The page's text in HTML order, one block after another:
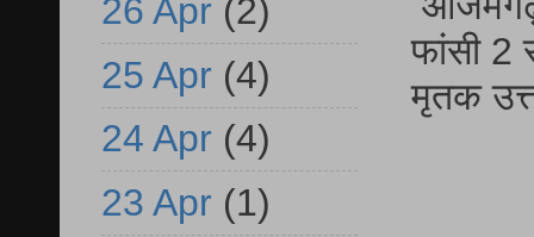
फांसी 2
मृतक
26 Apr (2)
25 Apr (4)
24 Apr (4)
23 Apr (1)